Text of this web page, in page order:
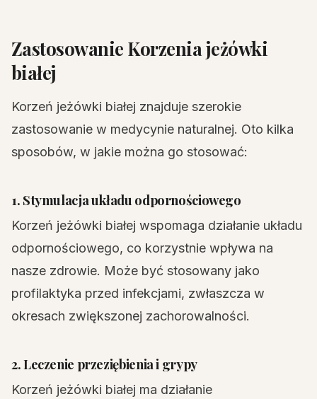
Zastosowanie Korzenia jeżówki
białej
Korzeń jeżówki białej znajduje szerokie
zastosowanie w medycynie naturalnej. Oto kilka
sposobów, w jakie można go stosować:
1. Stymulacja układu odpornościowego
Korzeń jeżówki białej wspomaga działanie układu
odpornościowego, co korzystnie wpływa na
nasze zdrowie. Może być stosowany jako
profilaktyka przed infekcjami, zwłaszcza w
okresach zwiększonej zachorowalności.
2. Leczenie przeziębienia i grypy
Korzeń jeżówki białej ma działanie